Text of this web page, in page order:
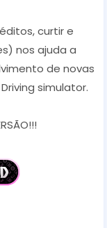
curtir e
nos ajuda a
de novas
simulator.